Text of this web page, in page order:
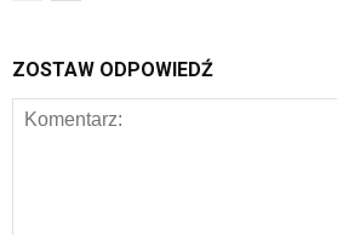
ZOSTAW ODPOWIEDŹ